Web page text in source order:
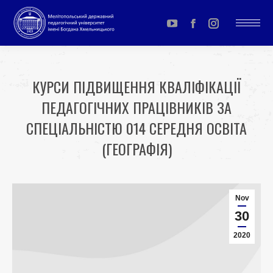
YouTube
page
in
new
window
Facebook
page
in
new
window
Instagram
page
in
new
window
КУРСИ ПІДВИЩЕННЯ КВАЛІФІКАЦІЇ
ПЕДАГОГІЧНИХ ПРАЦІВНИКІВ ЗА
СПЕЦІАЛЬНІСТЮ 014 СЕРЕДНЯ ОСВІТА
(ГЕОГРАФІЯ)
Nov
30
2020